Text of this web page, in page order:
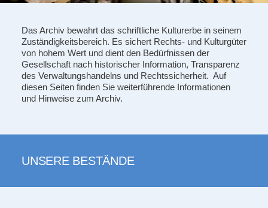
Das Archiv bewahrt das schriftliche Kulturerbe in seinem
Zuständigkeitsbereich. Es sichert Rechts- und Kulturgüter
von hohem Wert und dient den Bedürfnissen der
Gesellschaft nach historischer Information, Transparenz
des Verwaltungshandelns und Rechtssicherheit. Auf
diesen Seiten finden Sie weiterführende Informationen
und Hinweise zum Archiv.
UNSERE BESTÄNDE